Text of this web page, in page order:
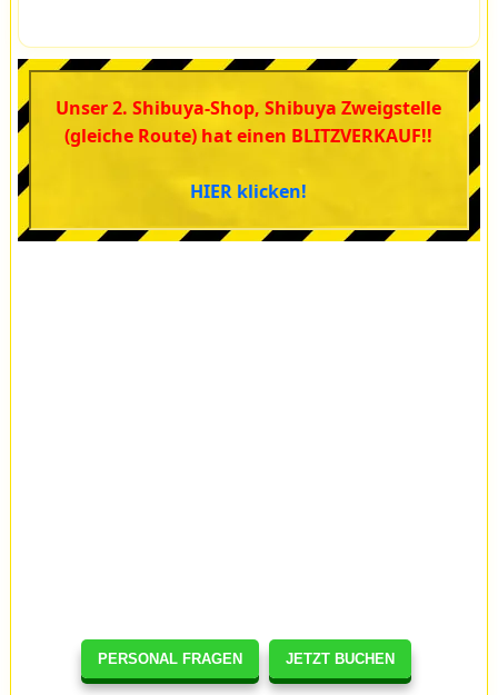
PERSONAL FRAGEN JETZT BUCHEN
Unser 2. Shibuya-Shop, Shibuya Zweigstelle
(gleiche Route) hat einen BLITZVERKAUF!!
HIER klicken!